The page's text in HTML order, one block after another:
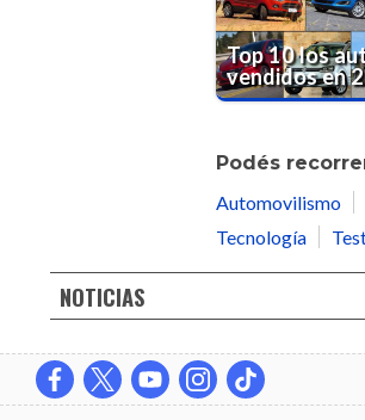
Top 10 los
vendidos en
Podés
Automovilismo
Tecnología
NOTICIAS